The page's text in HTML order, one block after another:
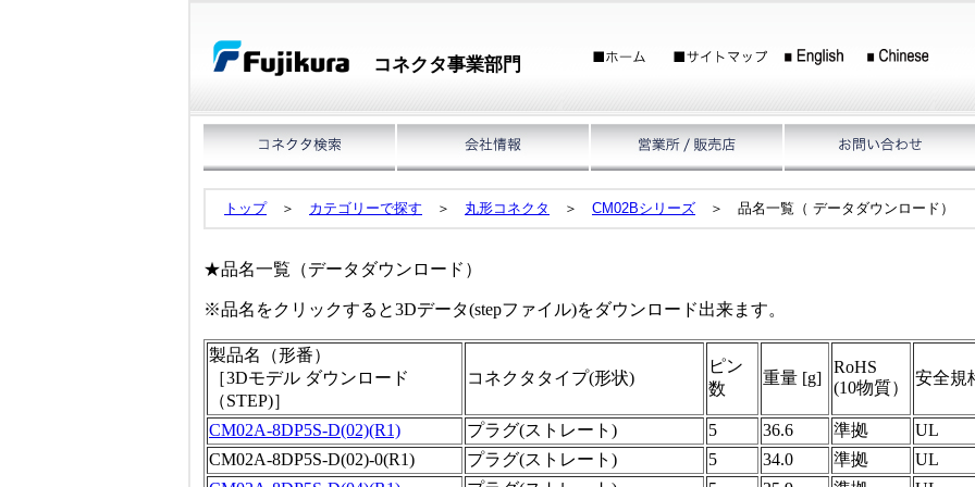
コネクタ事業部門
トップ＞ カテゴリーで探す ＞ 丸形コネクタ ＞ CM02Bシリーズ ＞ 品名一覧（ データダウンロード）
★品名一覧（データダウンロード）
※品名をクリックすると3Dデータ(stepファイル)をダウンロード出来ます。
製品名（形番）
［3Dモデル ダウンロード
（STEP)］
コネクタタイプ(形状)
ピン
数
重量 [g]
RoHS
(10物質）
安全規
CM02A-8DP5S-D(02)(R1) プラグ(ストレート) 5 36.6 準拠
UL
CM02A-8DP5S-D(02)-0(R1)
プラグ(ストレート) 5 34.0 準拠
UL